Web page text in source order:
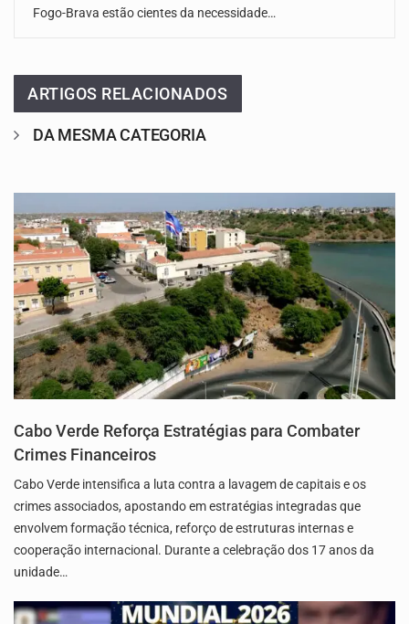
Fogo-Brava estão cientes da necessidade…
ARTIGOS RELACIONADOS
DA MESMA CATEGORIA
Cabo Verde Reforça Estratégias para Combater
Crimes Financeiros
Cabo Verde intensifica a luta contra a lavagem de capitais e os
crimes associados, apostando em estratégias integradas que
envolvem formação técnica, reforço de estruturas internas e
cooperação internacional. Durante a celebração dos 17 anos da
unidade…